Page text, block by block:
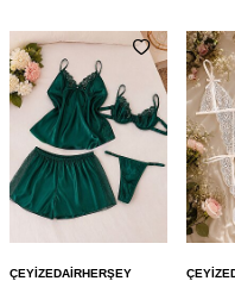
ÇEYIZEDAIRHERŞEY